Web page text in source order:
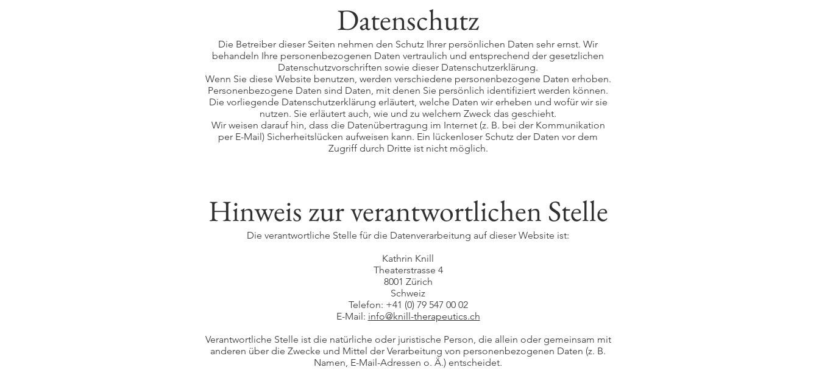
Datenschutz
Die Betreiber dieser Seiten nehmen den Schutz Ihrer persönlichen Daten sehr ernst. Wir
behandeln Ihre personenbezogenen Daten vertraulich und entsprechend der gesetzlichen
Datenschutzvorschriften sowie dieser Datenschutzerklärung.
Wenn Sie diese Website benutzen, werden verschiedene personenbezogene Daten erhoben.
Personenbezogene Daten sind Daten, mit denen Sie persönlich identifiziert werden können.
Die vorliegende Datenschutzerklärung erläutert, welche Daten wir erheben und wofür wir sie
nutzen. Sie erläutert auch, wie und zu welchem Zweck das geschieht.
Wir weisen darauf hin, dass die Datenübertragung im Internet (z. B. bei der Kommunikation
per E-Mail) Sicherheitslücken aufweisen kann. Ein lückenloser Schutz der Daten vor dem
Zugriff durch Dritte ist nicht möglich.
Hinweis zur verantwortlichen Stelle
Die verantwortliche Stelle für die Datenverarbeitung auf dieser Website ist:
Kathrin Knill
Theaterstrasse 4
8001 Zürich
Schweiz
Telefon: +41 (0) 79 547 00 02
E-Mail: info@knill-therapeutics.ch
Verantwortliche Stelle ist die natürliche oder juristische Person, die allein oder gemeinsam mit
anderen über die Zwecke und Mittel der Verarbeitung von personenbezogenen Daten (z. B.
Namen, E-Mail-Adressen o. Ä.) entscheidet.